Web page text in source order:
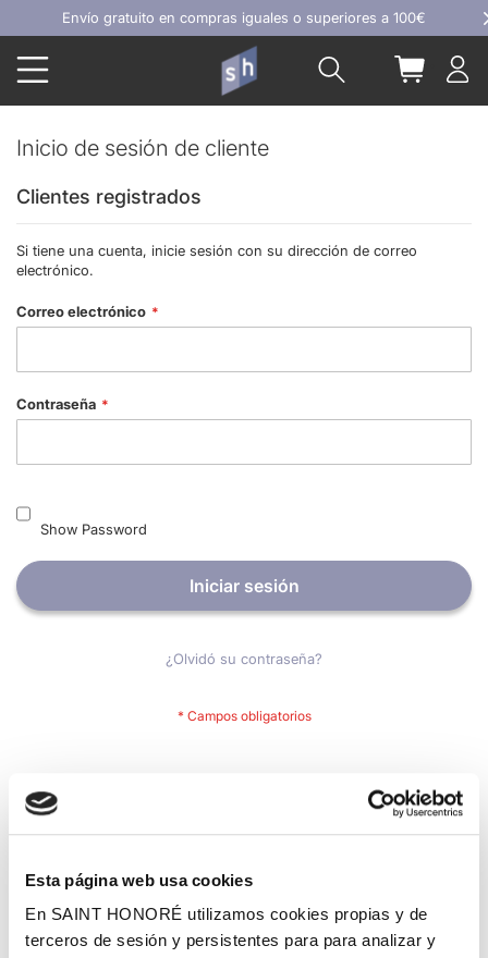
Esta página web usa cookies
En SAINT HONORÉ utilizamos cookies propias y de
terceros de sesión y persistentes para para analizar y
Ir
al
contenido
Envío gratuito en compras iguales o superiores a 100€
Buscar Mi
Inicio de sesión de cliente
Clientes registrados
Si tiene una cuenta, inicie sesión con su dirección de correo
electrónico.
Correo electrónico
Contraseña
Show Password
Iniciar sesión
¿Olvidó su contraseña?
Crear una cuenta tiene muchos beneficios: Pago más rápido,
más.
Crear una cuenta